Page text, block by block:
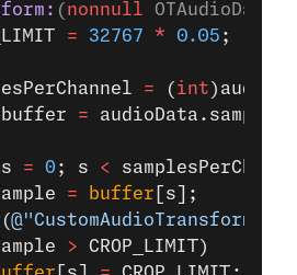
( nonnull OTAudioData
= 32767 * 0.05 ;
= ( int
buffer =
s = 0 ; s <
= buffer [s];
(
> CROP_LIMIT)